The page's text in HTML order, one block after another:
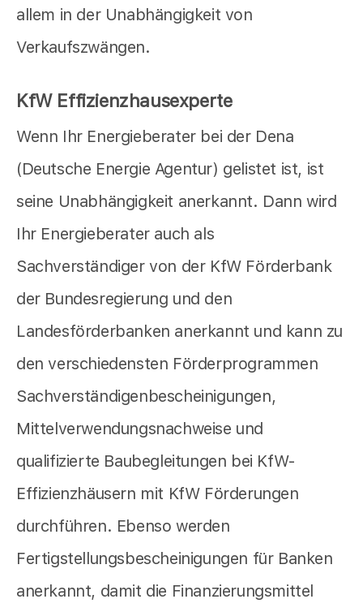
allem in der Unabhängigkeit von
Verkaufszwängen.
KfW Effizienzhausexperte
Wenn Ihr Energieberater bei der Dena
(Deutsche Energie Agentur) gelistet ist, ist
seine Unabhängigkeit anerkannt. Dann wird
Ihr Energieberater auch als
Sachverständiger von der KfW Förderbank
der Bundesregierung und den
Landesförderbanken anerkannt und kann zu
den verschiedensten Förderprogrammen
Sachverständigenbescheinigungen,
Mittelverwendungsnachweise und
qualifizierte Baubegleitungen bei KfW-
Effizienzhäusern mit KfW Förderungen
durchführen. Ebenso werden
Fertigstellungsbescheinigungen für Banken
anerkannt, damit die Finanzierungsmittel